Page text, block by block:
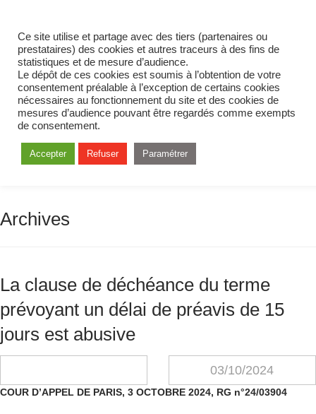
Archives
La clause de déchéance du terme
prévoyant un délai de préavis de 15
jours est abusive
03/10/2024
COUR D’APPEL DE PARIS, 3 OCTOBRE 2024, RG n°24/03904
Ce site utilise et partage avec des tiers (partenaires ou
prestataires) des cookies et autres traceurs à des fins de
statistiques et de mesure d’audience.
Le dépôt de ces cookies est soumis à l’obtention de votre
consentement préalable à l’exception de certains cookies
nécessaires au fonctionnement du site et des cookies de
mesures d’audience pouvant être regardés comme exempts
de consentement.
Accepter Refuser Paramétrer